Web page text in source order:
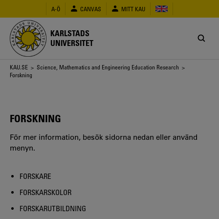
huvudinnehåll
A-Ö CANVAS MITT KAU
KARLSTADS
UNIVERSITET
Länkstig
KAU.SE > Science, Mathematics and Engineering Education Research >
Forskning
FORSKNING
För mer information, besök sidorna nedan eller använd
menyn.
FORSKARE
FORSKARSKOLOR
FORSKARUTBILDNING